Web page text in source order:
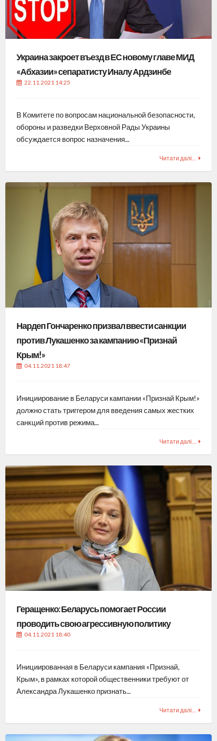
Украина закроет въезд в ЕС новому главе МИД
«Абхазии» сепаратисту Иналу Ардзинбе
22.11.2021 14:25
В Комитете по вопросам национальной безопасности,
обороны и разведки Верховной Рады Украины
обсуждается вопрос назначения...
Читати далі…
Нардеп Гончаренко призвал ввести санкции
против Лукашенко за кампанию «Признай
Крым!»
04.11.2021 18:47
Инициирование в Беларуси кампании «Признай Крым!»
должно стать триггером для введения самых жестких
санкций против режима...
Читати далі…
Геращенко: Беларусь помогает России
проводить свою агрессивную политику
04.11.2021 18:40
Инициированная в Беларуси кампания «Признай,
Крым», в рамках которой общественники требуют от
Александра Лукашенко признать...
Читати далі…